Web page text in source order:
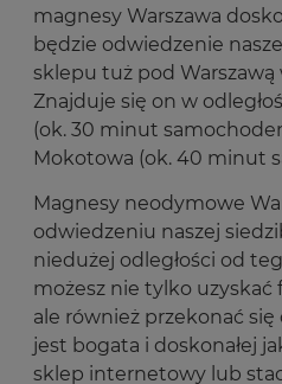
magnesy Warszawa
będzie odwiedzenie
sklepu tuż pod
Znajduje się on w
(ok. 30 minut
Mokotowa (ok. 40 minut
Magnesy neodymowe
odwiedzeniu naszej
niedużej odległości od
możesz nie tylko uzyskać
ale również przekonać się
jest bogata i doskonałej
sklep internetowy lub